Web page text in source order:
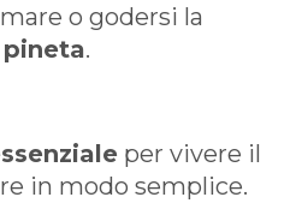
o godersi la
pineta.
per vivere il
in modo semplice.